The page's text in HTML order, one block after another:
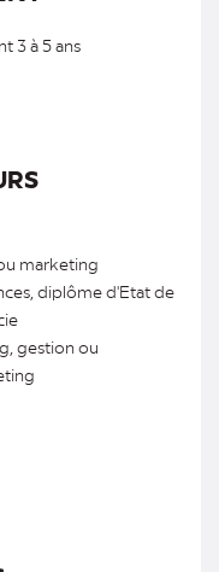
3 à 5 ans
marketing
diplôme d'Etat de
gestion ou